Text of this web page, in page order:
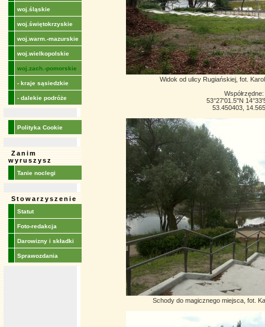
woj.śląskie
woj.świętokrzyskie
woj.warm.-mazurskie
woj.wielkopolskie
woj.zach.-pomorskie
- kraje sąsiedzkie
- dalekie podróże
Polityka Cookie
Zanim
wyruszysz
Tanie noclegi
Stowarzyszenie
Statut
Foto-redakcja
Darowizny i składki
Sprawozdania
Widok od ulicy Rugiańskiej, fot.
Współrzędne:
53°27'01.5"N
53.450403,
Schody do magicznego miejsca, fot.